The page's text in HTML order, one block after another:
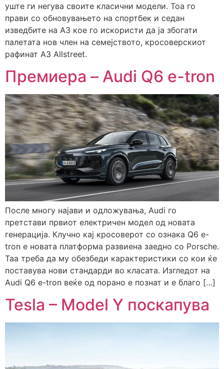
уште ги негува своите класични модели. Тоа го
прави со обновувањето на спортбек и седан
изведбите на А3 кое го искористи да ја збогати
палетата нов член на семејството, кросоверскиот
рафинат A3 Аllstreet.
Премиера – Audi Q6 e-tron
После многу најави и одложувања, Audi го
претстави првиот електричен модел од новата
генерација. Клучно кај кросоверот со ознака Q6 e-
tron е новата платформа развиена заедно со Porsche.
Таа треба да му обезбеди карактеристики со кои ќе
поставува нови стандарди во класата. Изгледот нa
Audi Q6 e-tron веќе од порано e познат и е благо […]
Tesla – Model Y поскапува